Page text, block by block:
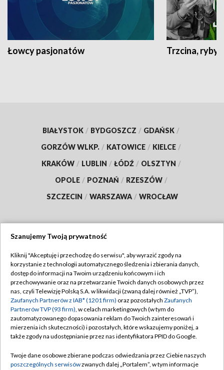
Łowcy pasjonatów Trzcina, ryby
BIAŁYSTOK / BYDGOSZCZ / GDAŃSK /
GORZÓW WLKP. / KATOWICE / KIELCE /
KRAKÓW / LUBLIN / ŁÓDŹ / OLSZTYN /
OPOLE / POZNAŃ / RZESZÓW /
SZCZECIN / WARSZAWA / WROCŁAW
TVP
Abonament TVP
Emisja w TVP
Centrum informacji TVP
Naziemna Telewizja Cyfrowa
Rada Programowa
Regulamin TVP
Polityka prywatności
Moje zgody
Pomoc
Kontakt
Szanujemy Twoją prywatność
Kliknij "Akceptuję i przechodzę do serwisu", aby wyrazić zgody na
korzystanie z technologii automatycznego śledzenia i zbierania danych,
dostęp do informacji na Twoim urządzeniu końcowym i ich
przechowywanie oraz na przetwarzanie Twoich danych osobowych przez
nas, czyli Telewizję Polską S.A. w likwidacji (zwaną dalej również „TVP”),
Zaufanych Partnerów z IAB* (1201 firm) oraz pozostałych Zaufanych
Partnerów TVP (93 firm), w celach marketingowych (w tym do
zautomatyzowanego dopasowania reklam do Twoich zainteresowań i
mierzenia ich skuteczności) i pozostałych, które wskazujemy poniżej, a
także zgody na udostępnianie przez nas identyfikatora PPID do Google.
Twoje dane osobowe zbierane podczas odwiedzania przez Ciebie naszych
poszczególnych serwisówzwanych dalej „Portalem”, w tym informacje